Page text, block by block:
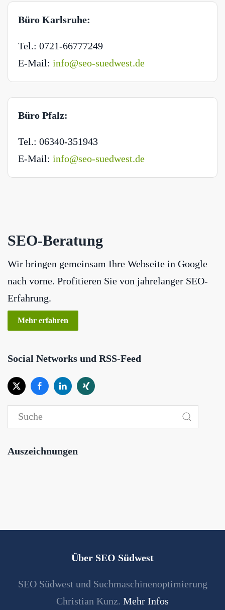
Büro Karlsruhe:
Tel.: 0721-66777249
E-Mail: info@seo-suedwest.de
Büro Pfalz:
Tel.: 06340-351943
E-Mail: info@seo-suedwest.de
SEO-Beratung
Wir bringen gemeinsam Ihre Webseite in Google
nach vorne. Profitieren Sie von jahrelanger SEO-
Erfahrung.
Mehr erfahren
Social Networks und RSS-Feed
Auszeichnungen
Über SEO Südwest
SEO Südwest und Suchmaschinenoptimierung
Christian Kunz. Mehr Infos